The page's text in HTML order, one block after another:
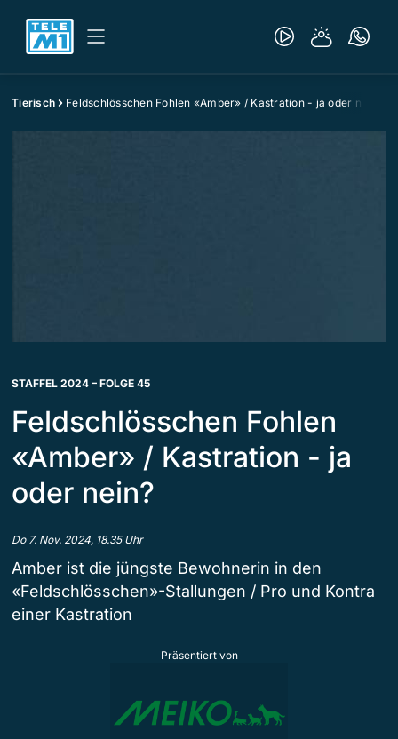
Tierisch Feldschlösschen Fohlen «Amber» / Kastration - ja oder nein?
STAFFEL 2024 – FOLGE 45
Feldschlösschen Fohlen
«Amber» / Kastration - ja
oder nein?
Do 7. Nov. 2024, 18.35 Uhr
Amber ist die jüngste Bewohnerin in den
«Feldschlösschen»-Stallungen / Pro und Kontra
einer Kastration
Präsentiert von